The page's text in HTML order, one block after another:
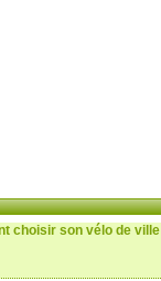
choisir son vélo de ville